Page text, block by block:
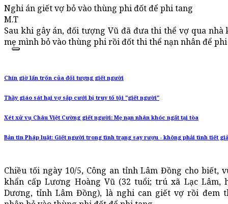
Nghi án giết vợ bỏ vào thùng phi đốt để phi tang
M.T
Sau khi gây án, đối tượng Vũ đã đưa thi thể vợ qua nhà
mẹ mình bỏ vào thùng phi rồi đốt thi thể nạn nhân để
Chín giờ lẩn trốn của đối tượng giết người
Thầy giáo sát hại vợ sắp cưới bị truy tố tội "giết người"
Xét xử vụ Châu Việt Cường giết người: Mẹ nạn nhân khóc ngất tại tòa
Bản tin Pháp luật: Giết người trong tình trạng say rượu - không phải tình tiết
Chiều tối ngày 10/5, Công an tỉnh Lâm Đồng cho biết,
khẩn cấp Lương Hoàng Vũ (32 tuổi; trú xã Lạc Lâm,
Dương, tỉnh Lâm Đồng), là nghi can giết vợ rồi đem